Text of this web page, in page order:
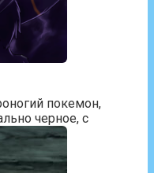
покемон,
черное, с